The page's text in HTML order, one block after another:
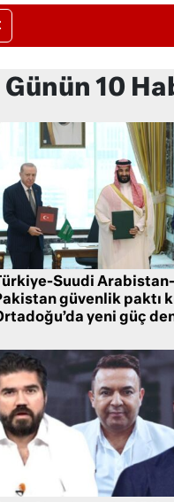
Günün 10
Türkiye-Suudi Arabistan-
güvenlik paktı
yeni güç